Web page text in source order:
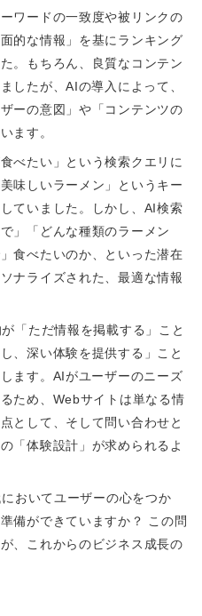
ワードの一致度や被リンクの
的な情報」を基にランキング
。もちろん、良質なコンテン
したが、AIの導入によって、
ーの意図」や「コンテンツの
ます。
べたい」という検索クエリに
味しいラーメン」というキー
ていました。しかし、AI検索
」「どんな種類のラーメン
食べたいのか、といった潜在
ナライズされた、最適な情報
「ただ情報を掲載する」こと
、深い体験を提供する」こと
ます。AIがユーザーのニーズ
ため、Webサイトは単なる情
として、そして問い合わせと
「体験設計」が求められるよ
おいてユーザーの心をつか
備ができていますか？ この問
、これからのビジネス成長の